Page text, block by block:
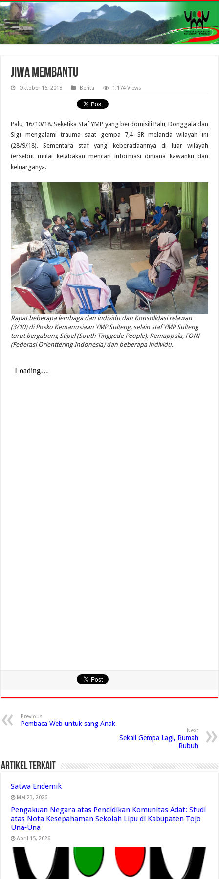
Jiwa Membantu
Oktober 16, 2018 Berita 1,174 Views
Palu, 16/10/18. Seketika Staf YMP yang berdomisili Palu, Donggala dan
Sigi mengalami trauma saat gempa 7,4 SR melanda wilayah ini
(28/9/18). Sementara staf yang keberadaannya di luar wilayah
tersebut mulai kelabakan mencari informasi dimana kawanku dan
keluarganya.
Rapat beberapa lembaga dan individu dan Konsolidasi relawan
(3/10) di Posko Kemanusiaan YMP Sulteng, selain staf YMP Sulteng
turut bergabung Stipel (South Tinggede People), Remappala, FONI
(Federasi Orienttering Indonesia) dan beberapa individu.
Previous
Pembaca Web untuk sang Anak
Next
Sekali Gempa Lagi, Rumah
Rubuh
Artikel Terkait
Satwa Endemik
Mei 23, 2026
Pengakuan Negara atas Pendidikan Komunitas Adat: Studi
atas Nota Kesepahaman Sekolah Lipu di Kabupaten Tojo
Una‑Una
April 15, 2026